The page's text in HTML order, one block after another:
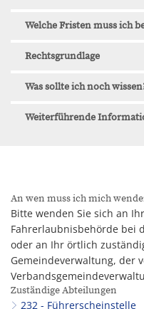
Welche Fristen muss ich
Rechtsgrundlage
Was sollte ich noch
Weiterführende
An wen muss ich mich
Bitte wenden Sie sich an
Fahrerlaubnisbehörde bei
oder an Ihr örtlich
Gemeindeverwaltung, der
Zuständige Abteilungen
232 - Führerscheinstelle